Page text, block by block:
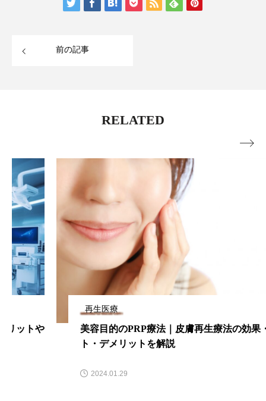
前の記事
RELATED
美容目的のPRP療法｜皮膚再生療法の効果・メリッ
ト・デメリットを解説
2024.01.29
